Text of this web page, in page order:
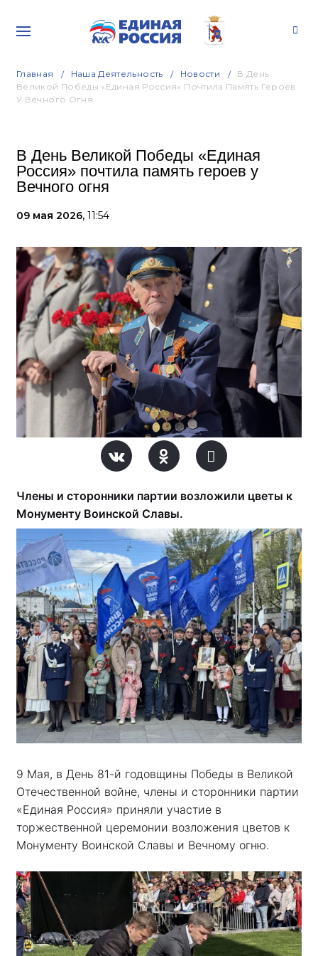
Главная Наша Деятельность Новости
В День
Великой Победы «Единая Россия» Почтила Память Героев
У Вечного Огня
В День Великой Победы «Единая
Россия» почтила память героев у
Вечного огня
09 мая 2026, 11:54
Члены и сторонники партии возложили цветы к
Монументу Воинской Славы.
9 Мая, в День 81-й годовщины Победы в Великой
Отечественной войне, члены и сторонники партии
«Единая Россия» приняли участие в
торжественной церемонии возложения цветов к
Монументу Воинской Славы и Вечному огню.